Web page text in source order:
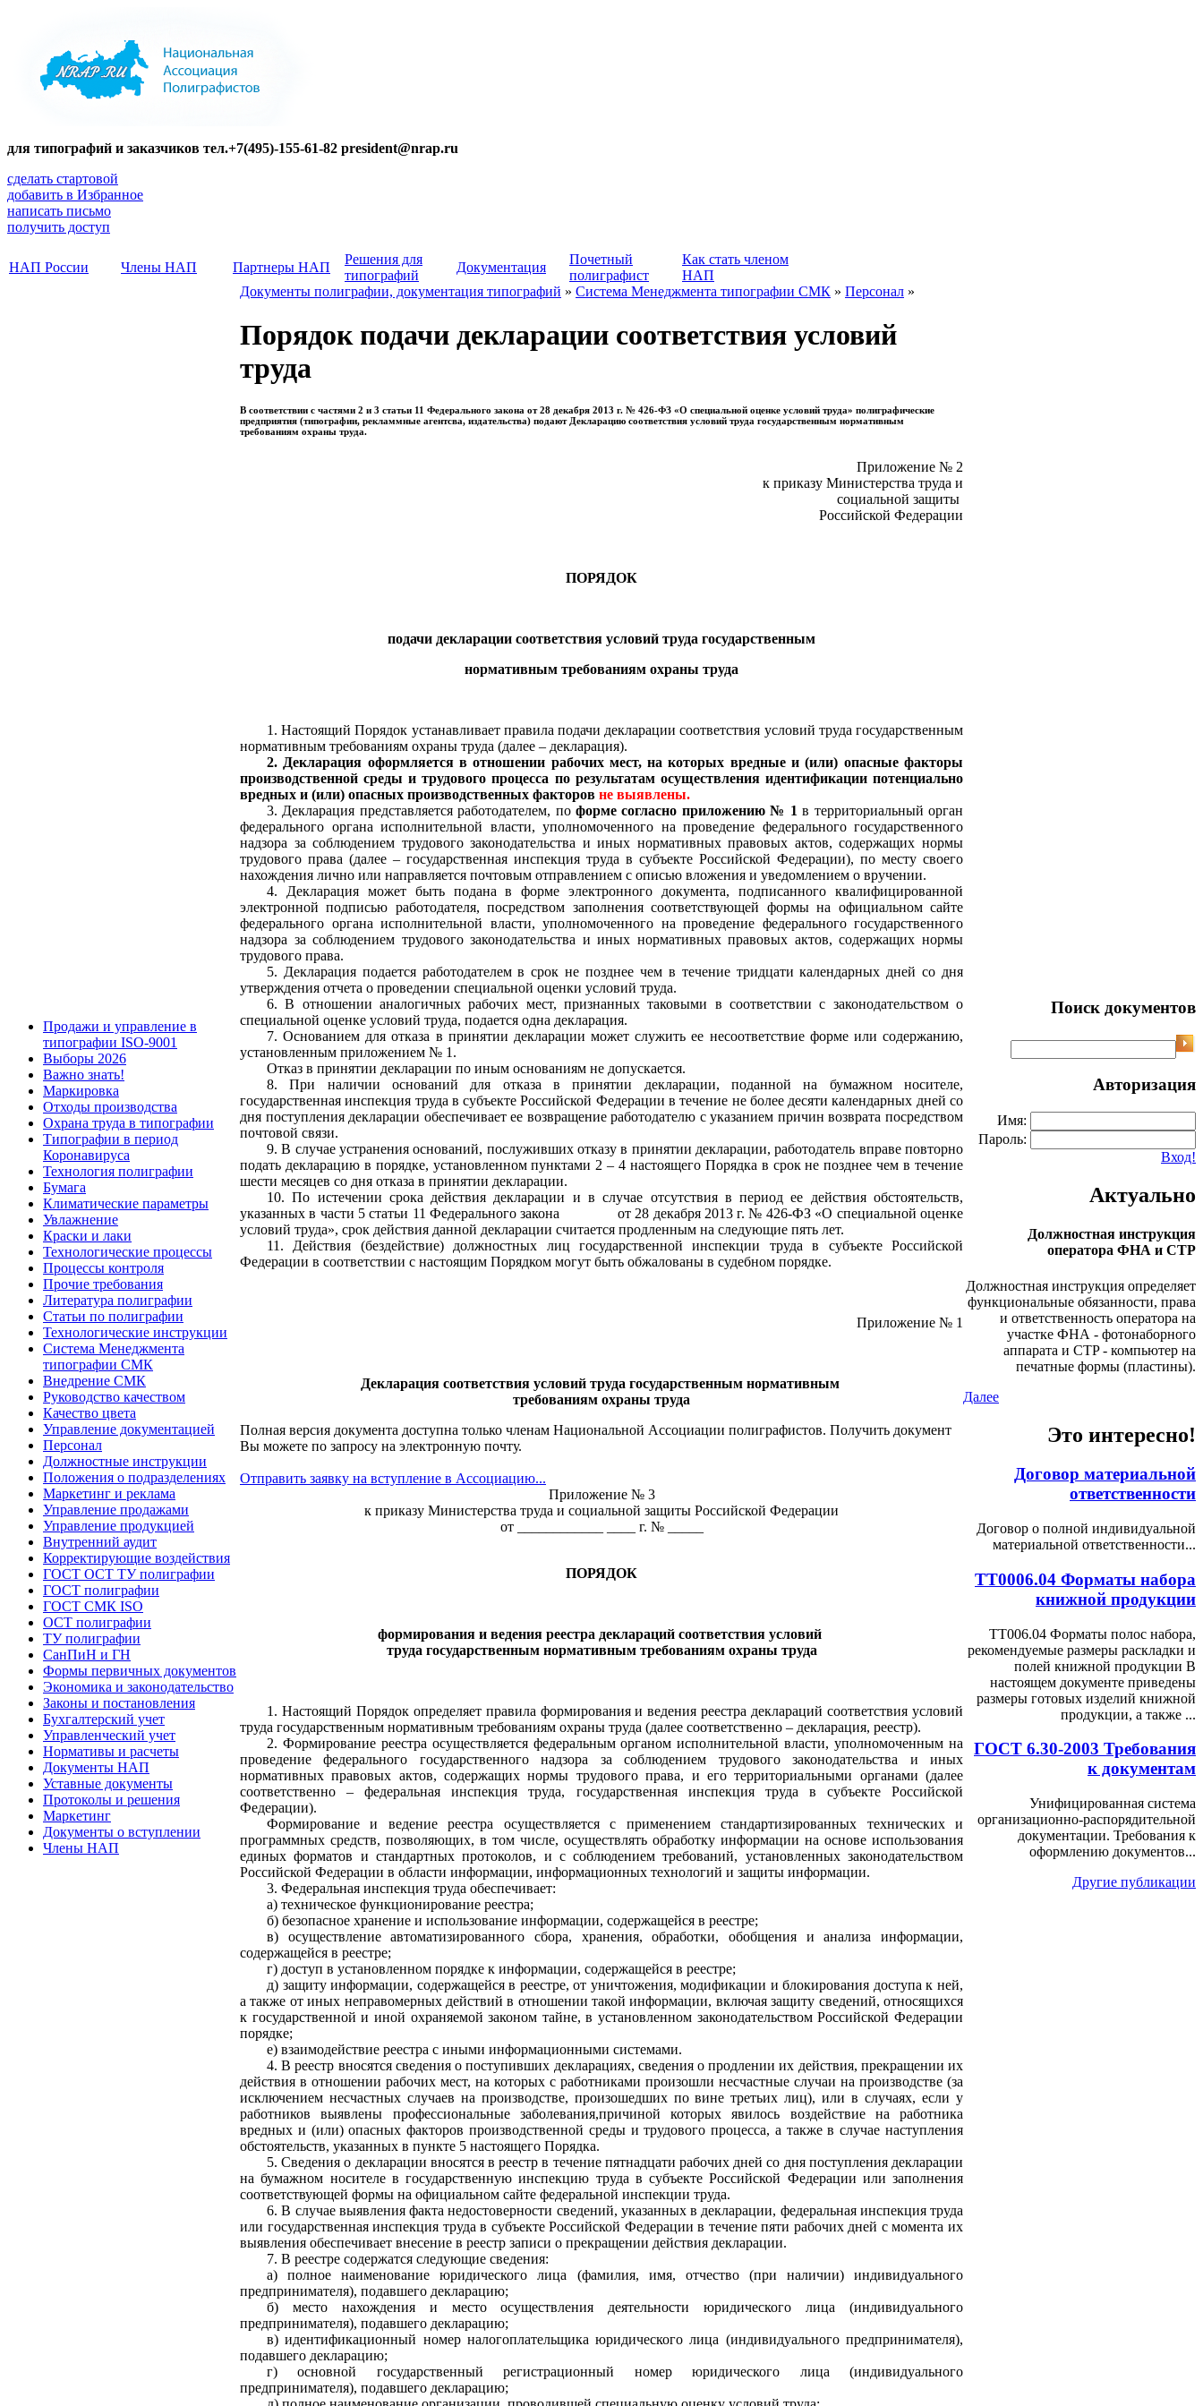
для типографий и заказчиков тел.+7(495)-155-61-82 president@nrap.ru
сделать стартовой
добавить в Избранное
написать письмо
получить доступ
НАП России Члены НАП Партнеры НАП
Решения для
типографий
Документация
Почетный
полиграфист
Как стать членом
НАП
Продажи и управление в
типографии ISO-9001
Выборы 2026
Важно знать!
Маркировка
Отходы производства
Охрана труда в типографии
Типографии в период
Коронавируса
Технология полиграфии
Бумага
Климатические параметры
Увлажнение
Краски и лаки
Технологические процессы
Процессы контроля
Прочие требования
Литература полиграфии
Статьи по полиграфии
Технологические инструкции
Система Менеджмента
типографии СМК
Внедрение СМК
Руководство качеством
Качество цвета
Управление документацией
Персонал
Должностные инструкции
Положения о подразделениях
Маркетинг и реклама
Управление продажами
Управление продукцией
Внутренний аудит
Корректирующие воздействия
ГОСТ ОСТ ТУ полиграфии
ГОСТ полиграфии
ГОСТ СМК ISO
ОСТ полиграфии
ТУ полиграфии
СанПиН и ГН
Формы первичных документов
Экономика и законодательство
Законы и постановления
Бухгалтерский учет
Управленческий учет
Нормативы и расчеты
Документы НАП
Уставные документы
Протоколы и решения
Маркетинг
Документы о вступлении
Члены НАП
Документы полиграфии, документация типографий » Система Менеджмента типографии СМК » Персонал »
Порядок подачи декларации соответствия условий
труда
В соответствии с частями 2 и 3 статьи 11 Федерального закона от 28 декабря 2013 г. № 426-ФЗ «О специальной оценке условий труда» полиграфические
предприятия (типографии, рекламмные агентсва, издательства) подают Декларацию соответствия условий труда государственным нормативным
требованиям охраны труда.
Приложение № 2
к приказу Министерства труда и
социальной защиты
Российской Федерации
ПОРЯДОК
подачи декларации соответствия условий труда государственным
нормативным требованиям охраны труда
1. Настоящий Порядок устанавливает правила подачи декларации соответствия условий труда государственным
нормативным требованиям охраны труда (далее – декларация).
2. Декларация оформляется в отношении рабочих мест, на которых вредные и (или) опасные факторы
производственной среды и трудового процесса по результатам осуществления идентификации потенциально
вредных и (или) опасных производственных факторов не выявлены.
3. Декларация представляется работодателем, по форме согласно приложению № 1 в территориальный орган
федерального органа исполнительной власти, уполномоченного на проведение федерального государственного
надзора за соблюдением трудового законодательства и иных нормативных правовых актов, содержащих нормы
трудового права (далее – государственная инспекция труда в субъекте Российской Федерации), по месту своего
нахождения лично или направляется почтовым отправлением с описью вложения и уведомлением о вручении.
4. Декларация может быть подана в форме электронного документа, подписанного квалифицированной
электронной подписью работодателя, посредством заполнения соответствующей формы на официальном сайте
федерального органа исполнительной власти, уполномоченного на проведение федерального государственного
надзора за соблюдением трудового законодательства и иных нормативных правовых актов, содержащих нормы
трудового права.
5. Декларация подается работодателем в срок не позднее чем в течение тридцати календарных дней со дня
утверждения отчета о проведении специальной оценки условий труда.
6. В отношении аналогичных рабочих мест, признанных таковыми в соответствии с законодательством о
специальной оценке условий труда, подается одна декларация.
7. Основанием для отказа в принятии декларации может служить ее несоответствие форме или содержанию,
установленным приложением № 1.
Отказ в принятии декларации по иным основаниям не допускается.
8. При наличии оснований для отказа в принятии декларации, поданной на бумажном носителе,
государственная инспекция труда в субъекте Российской Федерации в течение не более десяти календарных дней со
дня поступления декларации обеспечивает ее возвращение работодателю с указанием причин возврата посредством
почтовой связи.
9. В случае устранения оснований, послуживших отказу в принятии декларации, работодатель вправе повторно
подать декларацию в порядке, установленном пунктами 2 – 4 настоящего Порядка в срок не позднее чем в течение
шести месяцев со дня отказа в принятии декларации.
10. По истечении срока действия декларации и в случае отсутствия в период ее действия обстоятельств,
указанных в части 5 статьи 11 Федерального закона от 28 декабря 2013 г. № 426-ФЗ «О специальной оценке
условий труда», срок действия данной декларации считается продленным на следующие пять лет.
11. Действия (бездействие) должностных лиц государственной инспекции труда в субъекте Российской
Федерации в соответствии с настоящим Порядком могут быть обжалованы в судебном порядке.
Приложение № 1
Декларация соответствия условий труда государственным нормативным
требованиям охраны труда
Полная версия документа доступна только членам Национальной Ассоциации полиграфистов. Получить документ
Вы можете по запросу на электронную почту.
Отправить заявку на вступление в Ассоциацию...
Приложение № 3
к приказу Министерства труда и социальной защиты Российской Федерации
от ____________ ____ г. № _____
ПОРЯДОК
формирования и ведения реестра деклараций соответствия условий
труда государственным нормативным требованиям охраны труда
1. Настоящий Порядок определяет правила формирования и ведения реестра деклараций соответствия условий
труда государственным нормативным требованиям охраны труда (далее соответственно – декларация, реестр).
2. Формирование реестра осуществляется федеральным органом исполнительной власти, уполномоченным на
проведение федерального государственного надзора за соблюдением трудового законодательства и иных
нормативных правовых актов, содержащих нормы трудового права, и его территориальными органами (далее
соответственно – федеральная инспекция труда, государственная инспекция труда в субъекте Российской
Федерации).
Формирование и ведение реестра осуществляется с применением стандартизированных технических и
программных средств, позволяющих, в том числе, осуществлять обработку информации на основе использования
единых форматов и стандартных протоколов, и с соблюдением требований, установленных законодательством
Российской Федерации в области информации, информационных технологий и защиты информации.
3. Федеральная инспекция труда обеспечивает:
а) техническое функционирование реестра;
б) безопасное хранение и использование информации, содержащейся в реестре;
в) осуществление автоматизированного сбора, хранения, обработки, обобщения и анализа информации,
содержащейся в реестре;
г) доступ в установленном порядке к информации, содержащейся в реестре;
д) защиту информации, содержащейся в реестре, от уничтожения, модификации и блокирования доступа к ней,
а также от иных неправомерных действий в отношении такой информации, включая защиту сведений, относящихся
к государственной и иной охраняемой законом тайне, в установленном законодательством Российской Федерации
порядке;
е) взаимодействие реестра с иными информационными системами.
4. В реестр вносятся сведения о поступивших декларациях, сведения о продлении их действия, прекращении их
действия в отношении рабочих мест, на которых с работниками произошли несчастные случаи на производстве (за
исключением несчастных случаев на производстве, произошедших по вине третьих лиц), или в случаях, если у
работников выявлены профессиональные заболевания,причиной которых явилось воздействие на работника
вредных и (или) опасных факторов производственной среды и трудового процесса, а также в случае наступления
обстоятельств, указанных в пункте 5 настоящего Порядка.
5. Сведения о декларации вносятся в реестр в течение пятнадцати рабочих дней со дня поступления декларации
на бумажном носителе в государственную инспекцию труда в субъекте Российской Федерации или заполнения
соответствующей формы на официальном сайте федеральной инспекции труда.
6. В случае выявления факта недостоверности сведений, указанных в декларации, федеральная инспекция труда
или государственная инспекция труда в субъекте Российской Федерации в течение пяти рабочих дней с момента их
выявления обеспечивает внесение в реестр записи о прекращении действия декларации.
7. В реестре содержатся следующие сведения:
а) полное наименование юридического лица (фамилия, имя, отчество (при наличии) индивидуального
предпринимателя), подавшего декларацию;
б) место нахождения и место осуществления деятельности юридического лица (индивидуального
предпринимателя), подавшего декларацию;
в) идентификационный номер налогоплательщика юридического лица (индивидуального предпринимателя),
подавшего декларацию;
г) основной государственный регистрационный номер юридического лица (индивидуального
предпринимателя), подавшего декларацию;
Поиск документов
Авторизация
Имя:
Пароль:
Вход!
Актуально
Должностная инструкция
оператора ФНА и CTP
Должностная инструкция определяет
функциональные обязанности, права
и ответственность оператора на
участке ФНА - фотонаборного
аппарата и CTP - компьютер на
печатные формы (пластины).
Далее
Это интересно!
Договор материальной
ответственности
Договор о полной индивидуальной
материальной ответственности...
ТТ0006.04 Форматы набора
книжной продукции
ТТ006.04 Форматы полос набора,
рекомендуемые размеры раскладки и
полей книжной продукции В
настоящем документе приведены
размеры готовых изделий книжной
продукции, а также ...
ГОСТ 6.30-2003 Требования
к документам
Унифицированная система
организационно-распорядительной
документации. Требования к
оформлению документов...
Другие публикации